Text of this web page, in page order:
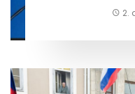
2.